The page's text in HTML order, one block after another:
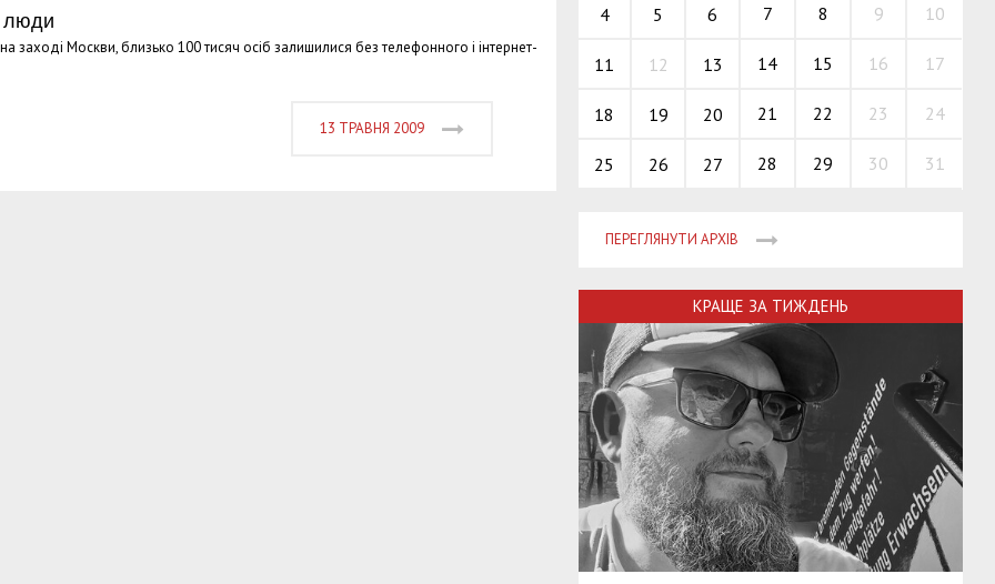
люди
заході Москви, близько 100 тисяч осіб залишилися без телефонного і інтернет-
13 ТРАВНЯ 2009
4 5 6 7 8 9 10
11 12 13 14 15 16 17
18 19 20 21 22 23 24
25 26 27 28 29 30 31
ПЕРЕГЛЯНУТИ АРХІВ
КРАЩЕ ЗА ТИЖДЕНЬ